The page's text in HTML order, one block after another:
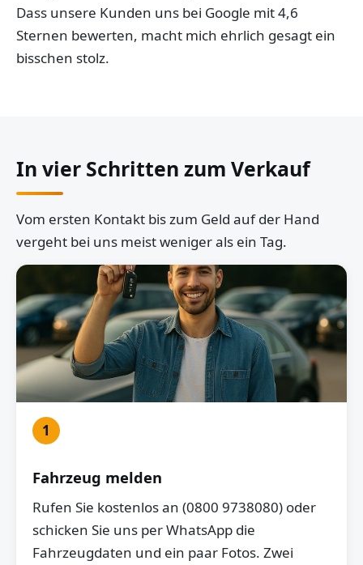
Dass unsere Kunden uns bei Google mit 4,6
Sternen bewerten, macht mich ehrlich gesagt ein
bisschen stolz.
In vier Schritten zum Verkauf
Vom ersten Kontakt bis zum Geld auf der Hand
vergeht bei uns meist weniger als ein Tag.
1
Fahrzeug melden
Rufen Sie kostenlos an (0800 9738080) oder
schicken Sie uns per WhatsApp die
Fahrzeugdaten und ein paar Fotos. Zwei